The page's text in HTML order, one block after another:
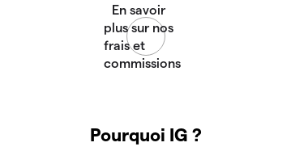
Pourquoi IG ?